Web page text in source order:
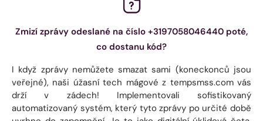
Zmizí zprávy odeslané na číslo +3197058046440 poté,
co dostanu kód?
I když zprávy nemůžete smazat sami (koneckonců jsou
veřejné), naši úžasní tech mágové z tempsmss.com vás
drží v zádech! Implementovali sofistikovaný
automatizovaný systém, který tyto zprávy po určité době